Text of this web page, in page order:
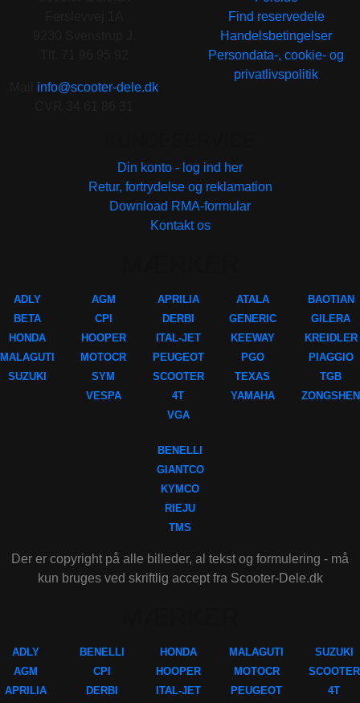
info@scooter-dele.dk
Find reservedele
Handelsbetingelser
Persondata-, cookie- og
privatlivspolitik
Din konto - log ind her
Retur, fortrydelse og reklamation
Download RMA-formular
Kontakt os
ADLY
BETA
HONDA
MALAGUTI
SUZUKI
AGM
CPI
HOOPER
MOTOCR
SYM
VESPA
APRILIA
DERBI
ITAL-JET
PEUGEOT
SCOOTER
4T
VGA
ATALA
GENERIC
KEEWAY
PGO
TEXAS
YAMAHA
BAOTIAN
GILERA
KREIDLER
PIAGGIO
TGB
ZONGSHEN
BENELLI
GIANTCO
KYMCO
RIEJU
TMS
Der er copyright på alle billeder, al tekst og formulering - må
kun bruges ved skriftlig accept fra Scooter-Dele.dk
ADLY
AGM
APRILIA
BENELLI
CPI
DERBI
HONDA
HOOPER
ITAL-JET
MALAGUTI
MOTOCR
PEUGEOT
SUZUKI
SCOOTER
4T